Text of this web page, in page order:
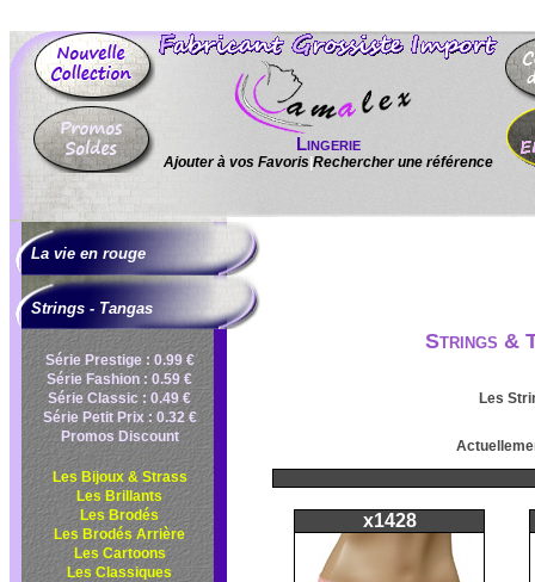
Lingerie
Ajouter à vos Favoris Rechercher une référence
La vie en rouge
Strings - Tangas
Série Prestige : 0.99 €
Série Fashion : 0.59 €
Série Classic : 0.49 €
Série Petit Prix : 0.32 €
Promos Discount
Les Bijoux & Strass
Les Brillants
Les Brodés
Les Brodés Arrière
Les Cartoons
Les Classiques
Strings &
Les
x1428